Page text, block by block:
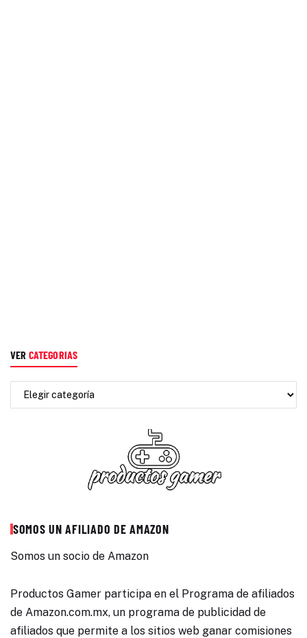
VER CATEGORIAS
SOMOS UN AFILIADO DE AMAZON
Somos un socio de Amazon
Productos Gamer participa en el Programa de afiliados
de Amazon.com.mx, un programa de publicidad de
afiliados que permite a los sitios web ganar comisiones